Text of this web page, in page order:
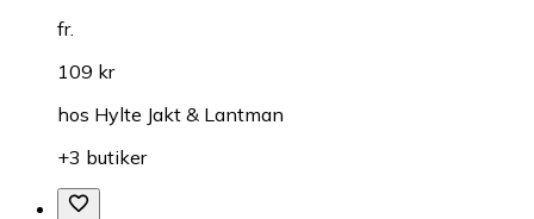
fr.
109 kr
hos Hylte Jakt & Lantman
+3 butiker